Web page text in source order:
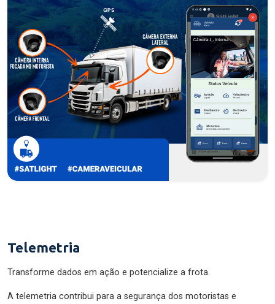
Telemetria
Transforme dados em ação e potencialize a frota.
A telemetria contribui para a segurança dos motoristas e